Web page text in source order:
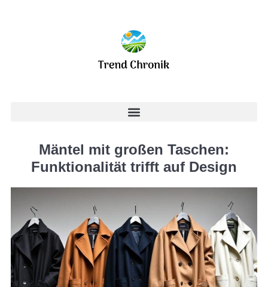
Mäntel mit großen Taschen:
Funktionalität trifft auf Design